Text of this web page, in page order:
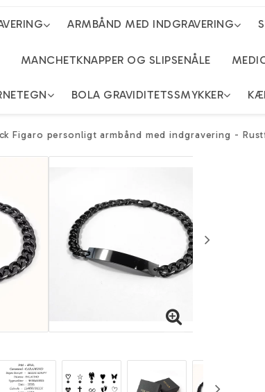
ARMBÅND MED INDGRAVERING
MANCHETKNAPPER OG SLIPSENÅLE
BOLA GRAVIDITETSSMYKKER
Figaro personligt armbånd med indgravering -